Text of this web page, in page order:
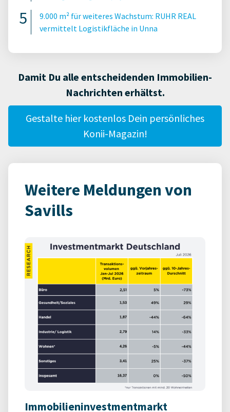
9.000 m² für weiteres Wachstum: RUHR REAL
vermittelt Logistikfläche in Unna
Damit Du alle entscheidenden Immobilien-
Nachrichten erhältst.
Gestalte hier kostenlos Dein persönliches
Konii-Magazin!
Weitere Meldungen von
Savills
Immobilieninvestmentmarkt